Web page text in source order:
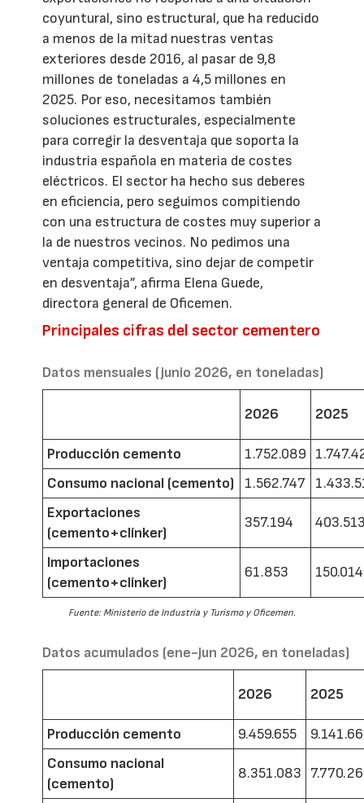
coyuntural, sino estructural, que ha reducido
a menos de la mitad nuestras ventas
exteriores desde 2016, al pasar de 9,8
millones de toneladas a 4,5 millones en
2025. Por eso, necesitamos también
soluciones estructurales, especialmente
para corregir la desventaja que soporta la
industria española en materia de costes
eléctricos. El sector ha hecho sus deberes
en eficiencia, pero seguimos compitiendo
con una estructura de costes muy superior a
la de nuestros vecinos. No pedimos una
ventaja competitiva, sino dejar de competir
en desventaja”, afirma Elena Guede,
directora general de Oficemen.
Principales cifras del sector cementero
Datos mensuales (junio 2026, en toneladas)
2026 2025
Producción cemento 1.752.089
Consumo nacional (cemento)
1.562.747
Exportaciones
(cemento+clínker)
357.194
Importaciones
(cemento+clínker)
61.853 150.014
Fuente: Ministerio de Industria y Turismo y Oficemen.
Datos acumulados (ene-jun 2026, en toneladas)
2026 2025
Producción cemento 9.459.655
Consumo nacional
(cemento)
8.351.083